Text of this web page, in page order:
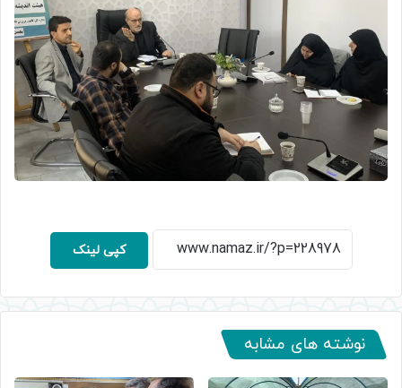
کپی لینک
نوشته های مشابه